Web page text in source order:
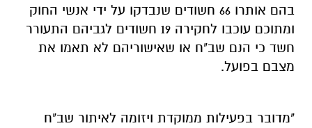
בהם אותרו 66 חשודים שנבדקו על ידי אנשי החוק
ומתוכם עוכבו לחקירה 19 חשודים לגביהם התעורר
חשד כי הנם שב"ח או שאישוריהם לא תאמו את
מצבם בפועל.
"מדובר בפעילות ממוקדת ויזומה לאיתור שב"ח